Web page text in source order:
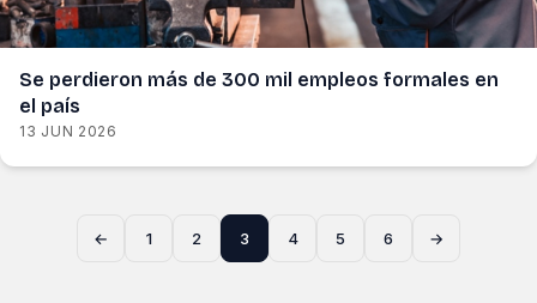
Se perdieron más de 300 mil empleos formales en
el país
13 JUN 2026
← 1 2 3 4 5 6 →